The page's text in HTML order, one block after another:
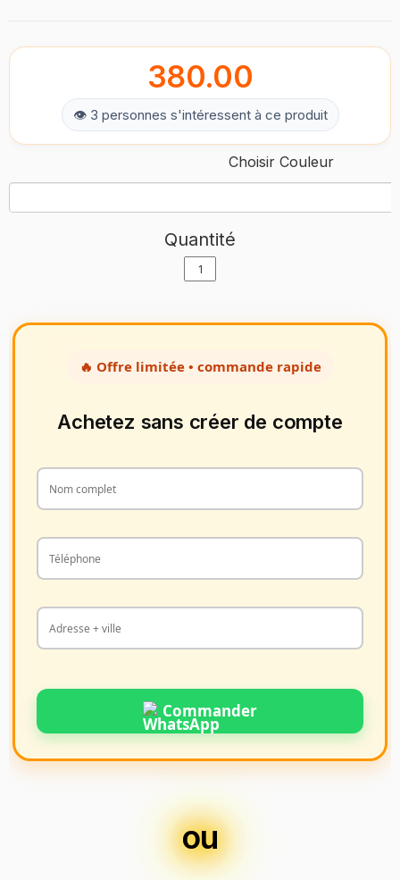
380.00
👁 3 personnes s'intéressent à ce produit
Choisir Couleur
Quantité
🔥 Offre limitée • commande rapide
Achetez sans créer de compte
Commander
ou